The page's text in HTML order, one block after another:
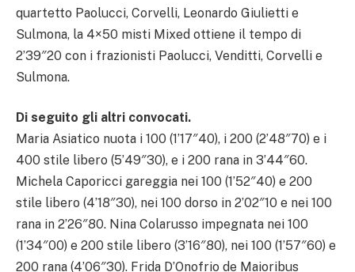
quartetto Paolucci, Corvelli, Leonardo Giulietti e
Sulmona, la 4×50 misti Mixed ottiene il tempo di
2’39″20 con i frazionisti Paolucci, Venditti, Corvelli e
Sulmona.
Di seguito gli altri convocati.
Maria Asiatico nuota i 100 (1’17″40), i 200 (2’48″70) e i
400 stile libero (5’49″30), e i 200 rana in 3’44″60.
Michela Caporicci gareggia nei 100 (1’52″40) e 200
stile libero (4’18″30), nei 100 dorso in 2’02″10 e nei 100
rana in 2’26″80. Nina Colarusso impegnata nei 100
(1’34″00) e 200 stile libero (3’16″80), nei 100 (1’57″60) e
200 rana (4’06″30). Frida D’Onofrio de Maioribus